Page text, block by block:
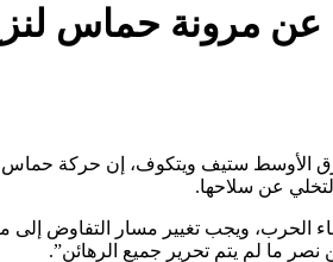
مرونة حماس لنزع
الأوسط ستيف ويتكوف، إن حركة حماس
عن سلاحها.
الحرب، ويجب تغيير مسار التفاوض
ما لم يتم تحرير جميع الرهائن”.